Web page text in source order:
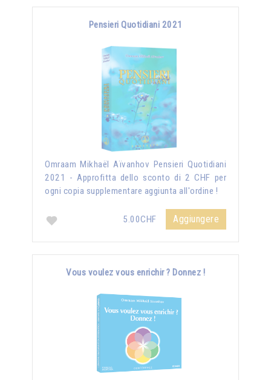
Pensieri Quotidiani 2021
Omraam Mikhaël Aïvanhov Pensieri Quotidiani
2021 - Approfitta dello sconto di 2 CHF per
ogni copia supplementare aggiunta all'ordine !
5.00CHF Aggiungere
Vous voulez vous enrichir ? Donnez !